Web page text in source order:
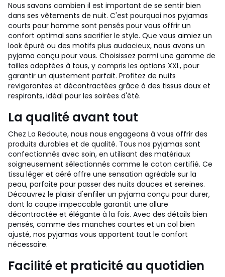
Nous savons combien il est important de se sentir bien
dans ses vêtements de nuit. C'est pourquoi nos pyjamas
courts pour homme sont pensés pour vous offrir un
confort optimal sans sacrifier le style. Que vous aimiez un
look épuré ou des motifs plus audacieux, nous avons un
pyjama conçu pour vous. Choisissez parmi une gamme de
tailles adaptées à tous, y compris les options XXL, pour
garantir un ajustement parfait. Profitez de nuits
revigorantes et décontractées grâce à des tissus doux et
respirants, idéal pour les soirées d'été.
La qualité avant tout
Chez La Redoute, nous nous engageons à vous offrir des
produits durables et de qualité. Tous nos pyjamas sont
confectionnés avec soin, en utilisant des matériaux
soigneusement sélectionnés comme le coton certifié. Ce
tissu léger et aéré offre une sensation agréable sur la
peau, parfaite pour passer des nuits douces et sereines.
Découvrez le plaisir d'enfiler un pyjama conçu pour durer,
dont la coupe impeccable garantit une allure
décontractée et élégante à la fois. Avec des détails bien
pensés, comme des manches courtes et un col bien
ajusté, nos pyjamas vous apportent tout le confort
nécessaire.
Facilité et praticité au quotidien